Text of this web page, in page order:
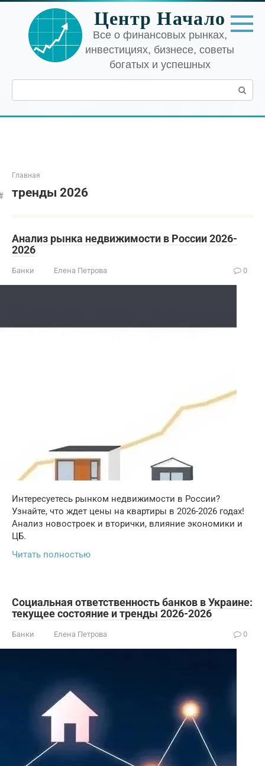
Перейти
контенту
Центр Начало
Все о финансовых рынках,
инвестициях, бизнесе, советы
богатых и успешных
Поиск:
Главная
тренды 2026
Анализ рынка недвижимости в России 2026-
2026
Банки Елена Петрова 0
Интересуетесь рынком недвижимости в России?
Узнайте, что ждет цены на квартиры в 2026-2026 годах!
Анализ новостроек и вторички, влияние экономики и
ЦБ.
Читать полностью
Социальная ответственность банков в Украине:
текущее состояние и тренды 2026-2026
Банки Елена Петрова 0